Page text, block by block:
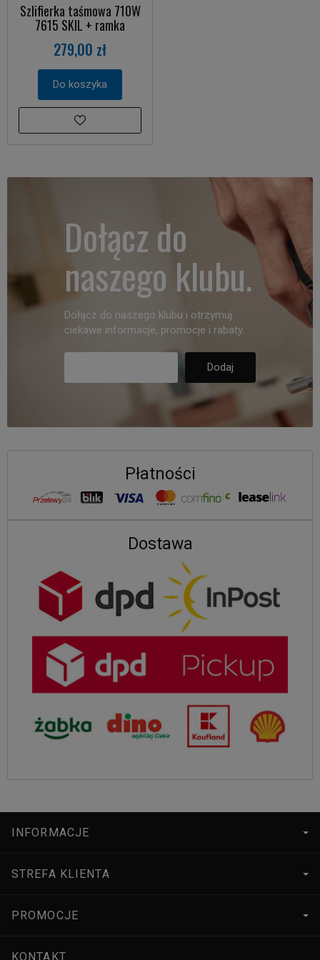
Szlifierka taśmowa 710W
7615 SKIL + ramka
279,00 zł
Do koszyka
Dołącz do
naszego klubu.
Dołącz do naszego klubu i otrzymuj
ciekawe informacje, promocje i rabaty.
Płatności
Dostawa
INFORMACJE
STREFA KLIENTA
PROMOCJE
KONTAKT